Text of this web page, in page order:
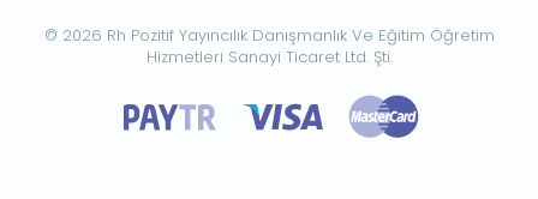
© 2026 Rh Pozitif Yayıncılık Danışmanlık Ve Eğitim Öğretim
Hizmetleri Sanayi Ticaret Ltd. Şti.